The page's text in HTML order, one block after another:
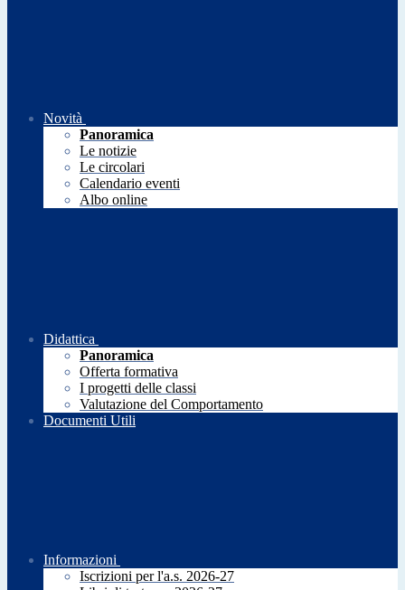
Novità
Panoramica
Le notizie
Le circolari
Calendario eventi
Albo online
Didattica
Panoramica
Offerta formativa
I progetti delle classi
Valutazione del Comportamento
Documenti Utili
Informazioni
Iscrizioni per l'a.s. 2026-27